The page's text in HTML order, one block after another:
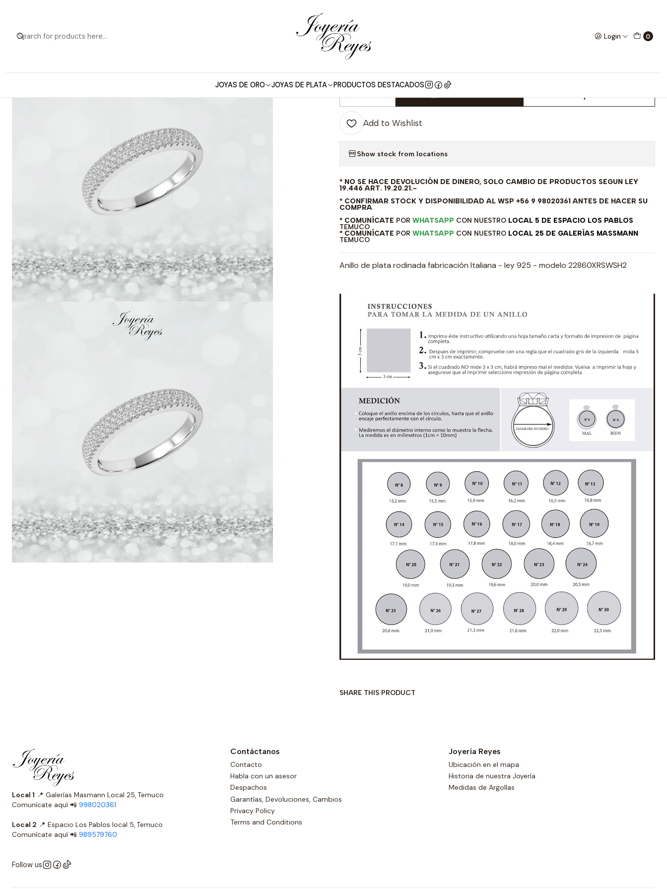
Login 0
JOYAS DE ORO JOYAS DE PLATA PRODUCTOS DESTACADOS
|
Anillo de plata rodinada fabricación Italiana
- ley 925 - modelo SL30245A1
Quantity
Add to Wishlist
Show stock from locations
* NO SE HACE DEVOLUCIÓN DE DINERO, SOLO CAMBIO DE PRODUCTOS SEGUN LEY
19.446 ART. 19.20.21.-
* CONFIRMAR STOCK Y DISPONIBILIDAD AL WSP +56 9 98020361 ANTES DE HACER SU
COMPRA
* COMUNÍCATE POR WHATSAPP CON NUESTRO LOCAL 5 DE ESPACIO LOS PABLOS
TEMUCO
* COMUNÍCATE POR WHATSAPP CON NUESTRO LOCAL 25 DE GALERÍAS MASSMANN
TEMUCO
Anillo de plata rodinada fabricación Italiana - ley 925 - modelo 22860XRSWSH2
SHARE THIS PRODUCT
Local 1 📍 Galerías Masmann Local 25, Temuco
Comunícate aquí 📲 998020361
Local 2 📍 Espacio Los Pablos local 5, Temuco
Comunícate aquí 📲 989579760
Follow us
Contáctanos
Contacto
Habla con un asesor
Despachos
Garantías, Devoluciones, Cambios
Privacy Policy
Terms and Conditions
Joyería Reyes
Ubicación en el mapa
Historia de nuestra Joyería
Medidas de Argollas